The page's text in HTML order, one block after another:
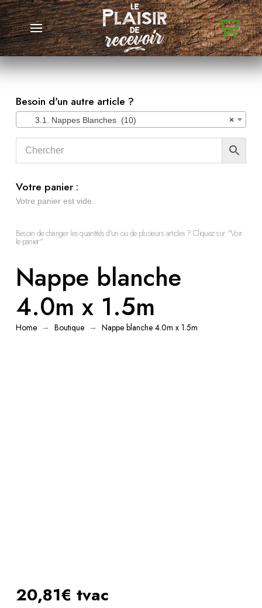
Besoin d'un autre article ?
×
3.1. Nappes Blanches (10)
Votre panier :
Votre panier est vide.
Besoin de changer les quantités d'un ou de plusieurs articles ? Cliquez sur "Voir
le panier".
Nappe blanche
4.0m x 1.5m
Home → Boutique → Nappe blanche 4.0m x 1.5m
20,81€ tvac